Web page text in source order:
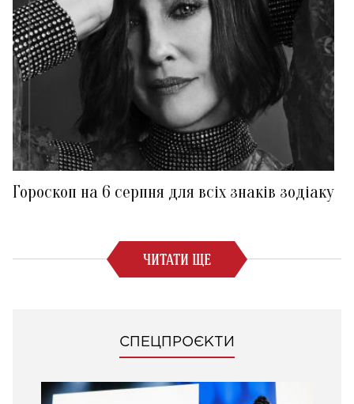
Гороскоп на 6 серпня для всіх знаків зодіаку
ЧИТАТИ ЩЕ
СПЕЦПРОЄКТИ